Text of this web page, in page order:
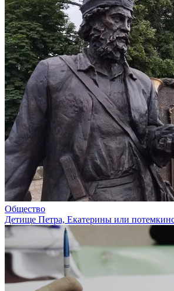
Общество
Детище Петра, Екатерины или